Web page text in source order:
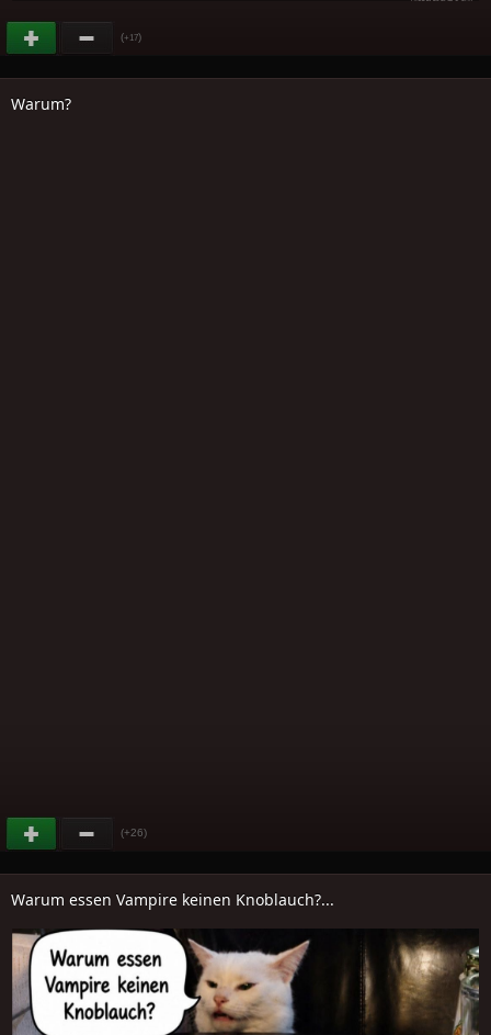
(+17)
Warum?
(+26)
Warum essen Vampire keinen Knoblauch?...